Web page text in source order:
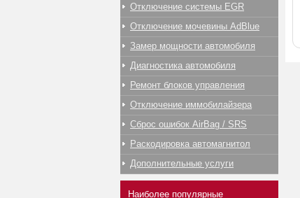
Отключение системы EGR
Отключение мочевины AdBlue
Замер мощности автомобиля
Диагностика автомобиля
Ремонт блоков управления
Отключение иммобилайзера
Сброс ошибок AirBag / SRS
Раскодировка автомагнитол
Дополнительные услуги
Наиболее популярные